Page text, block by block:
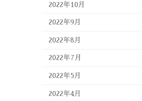
2022年10月
2022年9月
2022年8月
2022年7月
2022年5月
2022年4月